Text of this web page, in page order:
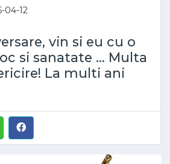
04-12
vin si eu cu o
si sanatate ... Multa
La multi ani